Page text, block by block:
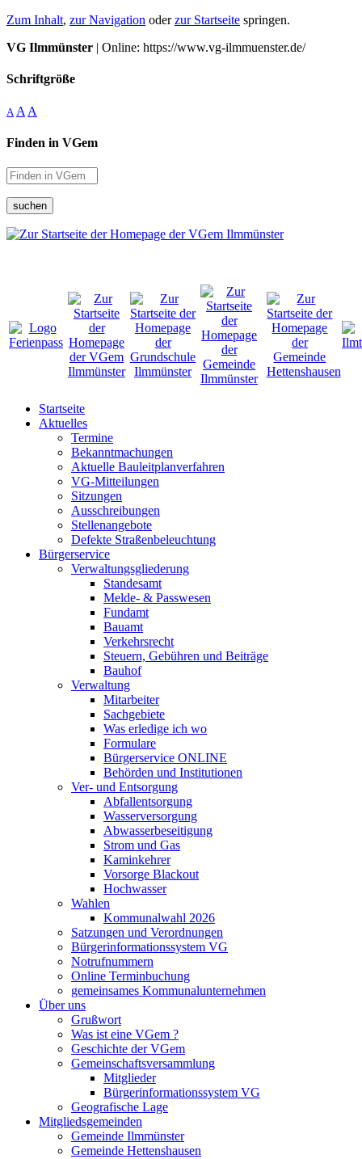
Zum Inhalt, zur Navigation oderzur Startseite springen.
VG Ilmmünster | Online: https://www.vg-ilmmuenster.de/
Schriftgröße
A A A
Finden in VGem
suchen
Startseite
Aktuelles
Termine
Bekanntmachungen
Aktuelle Bauleitplanverfahren
VG-Mitteilungen
Sitzungen
Ausschreibungen
Stellenangebote
Defekte Straßenbeleuchtung
Bürgerservice
Verwaltungsgliederung
Standesamt
Melde- & Passwesen
Fundamt
Bauamt
Verkehrsrecht
Steuern, Gebühren und Beiträge
Bauhof
Verwaltung
Mitarbeiter
Sachgebiete
Was erledige ich wo
Formulare
Bürgerservice ONLINE
Behörden und Institutionen
Ver- und Entsorgung
Abfallentsorgung
Wasserversorgung
Abwasserbeseitigung
Strom und Gas
Kaminkehrer
Vorsorge Blackout
Hochwasser
Wahlen
Kommunalwahl 2026
Satzungen und Verordnungen
Bürgerinformationssystem VG
Notrufnummern
Online Terminbuchung
gemeinsames Kommunalunternehmen
Über uns
Grußwort
Was ist eine VGem ?
Geschichte der VGem
Gemeinschaftsversammlung
Mitglieder
Bürgerinformationssystem VG
Geografische Lage
Mitgliedsgemeinden
Gemeinde Ilmmünster
Gemeinde Hettenshausen